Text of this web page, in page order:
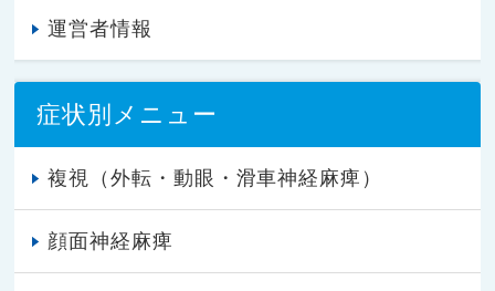
運営者情報
症状別メニュー
複視（外転・動眼・滑車神経麻痺）
顔面神経麻痺